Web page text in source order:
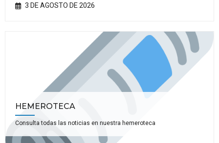
3 DE AGOSTO DE 2026
HEMEROTECA
Consulta todas las noticias en nuestra hemeroteca